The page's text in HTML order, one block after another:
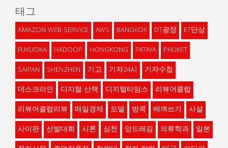
태그
AMAZON WEB SERVICE AWS BANGKOK DT광장
ET단상
FUKUOKA
HADOOP HONGKONG PATAYA
PHUKET
SAIPAN
SHENZHEN 기고 기자24시
기자수첩
데스크라인
디지털 산책 디지털타임스
리뷰어클럽
리뷰어클럽리뷰
매일경제 모델 방콕 배껴쓰기
사설
사이판
선발대회 시론 심천 앙드레김 의류학과
일본